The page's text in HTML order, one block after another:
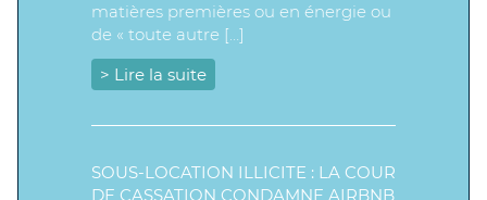
matières premières ou en énergie ou
de « toute autre […]
> Lire la suite
SOUS-LOCATION ILLICITE : LA COUR
DE CASSATION CONDAMNE AIRBNB